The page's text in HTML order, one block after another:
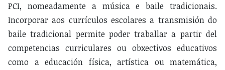
PCI, nomeadamente a música e baile tradicionais.
Incorporar aos currículos escolares a transmisión do
baile tradicional permite poder traballar a partir del
competencias curriculares ou obxectivos educativos
como a educación física, artística ou matemática,